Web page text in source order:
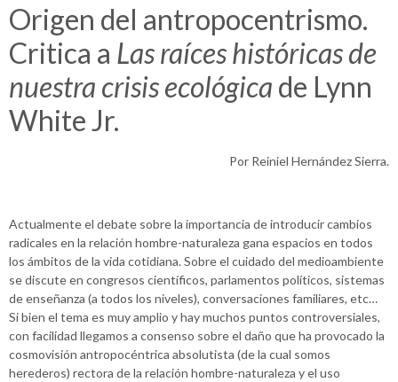
Origen del antropocentrismo.
Critica a Las raíces históricas de
nuestra crisis ecológica de Lynn
White Jr.
Por Reiniel Hernández Sierra.
Actualmente el debate sobre la importancia de introducir cambios
radicales en la relación hombre-naturaleza gana espacios en todos
los ámbitos de la vida cotidiana. Sobre el cuidado del medioambiente
se discute en congresos científicos, parlamentos políticos, sistemas
de enseñanza (a todos los niveles), conversaciones familiares, etc…
Si bien el tema es muy amplio y hay muchos puntos controversiales,
con facilidad llegamos a consenso sobre el daño que ha provocado la
cosmovisión antropocéntrica absolutista (de la cual somos
herederos) rectora de la relación hombre-naturaleza y el uso